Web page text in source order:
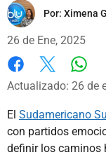
Por: Ximena
26 de Ene, 2025
Facebook
X
Actualizado: 26 de
El Sudamericano
con partidos
definir los caminos